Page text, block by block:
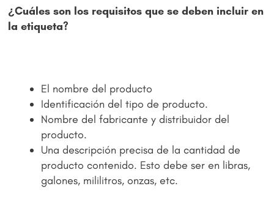
¿Cuáles son los requisitos que se deben incluir en
la etiqueta?
El nombre del producto
Identificación del tipo de producto.
Nombre del fabricante y distribuidor del
producto.
Una descripción precisa de la cantidad de
producto contenido. Esto debe ser en libras,
galones, mililitros, onzas, etc.